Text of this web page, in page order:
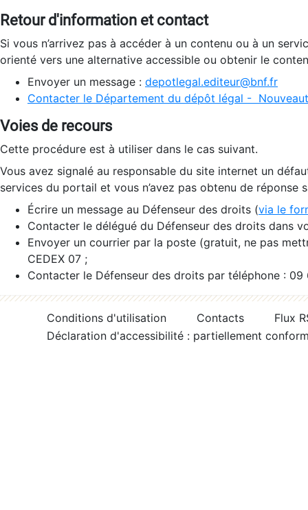
Retour d'information et contact
Si vous n’arrivez pas à accéder à un contenu ou à un
orienté vers une alternative accessible ou obtenir le
Envoyer un message : depotlegal.editeur@bnf.fr
Contacter le Département du dépôt légal -
Voies de recours
Cette procédure est à utiliser dans le cas suivant.
Vous avez signalé au responsable du site internet un
services du portail et vous n’avez pas obtenu de réponse
Écrire un message au Défenseur des droits (via le
Contacter le délégué du Défenseur des droits dans
Envoyer un courrier par la poste (gratuit, ne pas
CEDEX 07 ;
Contacter le Défenseur des droits par téléphone :
Conditions d'utilisation Contacts
Flux
Déclaration d'accessibilité : partiellement